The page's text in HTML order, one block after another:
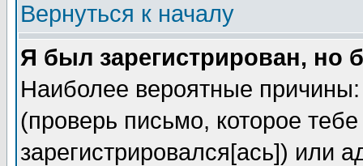
Вернуться к началу
Я был зарегистрирован, но
Наиболее вероятные
(проверь письмо, которое
зарегистрировался[ась]) или